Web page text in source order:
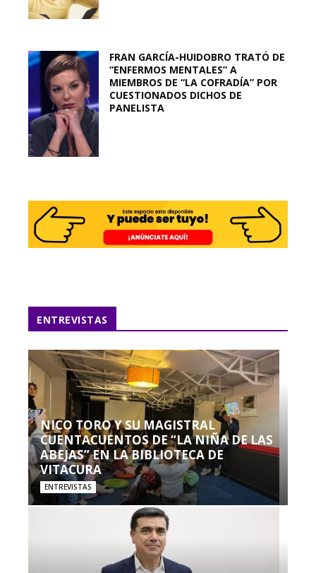
FRAN GARCÍA-HUIDOBRO TRATÓ DE
“ENFERMOS MENTALES” A
MIEMBROS DE “LA COFRADÍA” POR
CUESTIONADOS DICHOS DE
PANELISTA
ENTREVISTAS
NICO TORO Y SU MAGISTRAL
CUENTACUENTOS DE “LA NIÑA DE LAS
ABEJAS” EN LA BIBLIOTECA DE
VITACURA
ENTREVISTAS